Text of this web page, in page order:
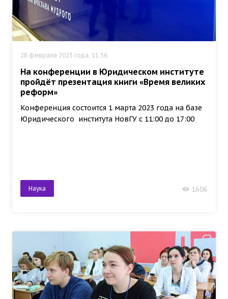
28 февраля 2023 года, 11:56
На конференции в Юридическом институте
пройдёт презентация книги «Время великих
реформ»
Конференция состоится 1 марта 2023 года на базе
Юридического института НовГУ с 11:00 до 17:00
Наука 1606